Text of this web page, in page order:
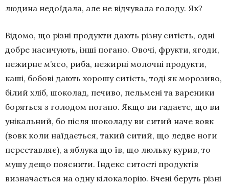
людина недоїдала, але не відчувала голоду. Як?
Відомо, що різні продукти дають різну ситість, одні
добре насичують, інші погано. Овочі, фрукти, ягоди,
нежирне м’ясо, риба, нежирні молочні продукти,
каші, бобові дають хорошу ситість, тоді як морозиво,
білий хліб, шоколад, печиво, пельмені та вареники
боряться з голодом погано. Якщо ви гадаєте, що ви
унікальний, бо після шоколаду ви ситий наче вовк
(вовк коли наїдається, такий ситий, що ледве ноги
переставляє), а яблука що їв, що люльку курив, то
мушу дещо пояснити. Індекс ситості продуктів
визначається на одну кілокалорію. Вчені беруть різні